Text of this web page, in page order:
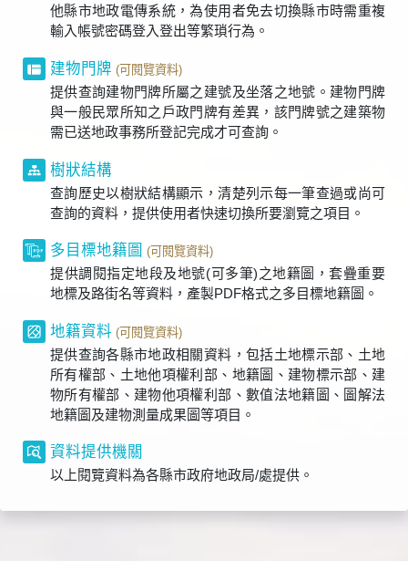
他縣市地政電傳系統，為使用者免去切換縣市時需重複
輸入帳號密碼登入登出等繁瑣行為。
建物門牌 (可閱覽資料)
提供查詢建物門牌所屬之建號及坐落之地號。建物門牌
與一般民眾所知之戶政門牌有差異，該門牌號之建築物
需已送地政事務所登記完成才可查詢。
樹狀結構
查詢歷史以樹狀結構顯示，清楚列示每一筆查過或尚可
查詢的資料，提供使用者快速切換所要瀏覽之項目。
多目標地籍圖 (可閱覽資料)
提供調閱指定地段及地號(可多筆)之地籍圖，套疊重要
地標及路街名等資料，產製PDF格式之多目標地籍圖。
地籍資料 (可閱覽資料)
提供查詢各縣市地政相關資料，包括土地標示部、土地
所有權部、土地他項權利部、地籍圖、建物標示部、建
物所有權部、建物他項權利部、數值法地籍圖、圖解法
地籍圖及建物測量成果圖等項目。
資料提供機關
以上閱覽資料為各縣市政府地政局/處提供。